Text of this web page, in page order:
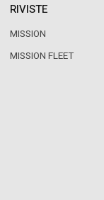
RIVISTE
MISSION
MISSION FLEET